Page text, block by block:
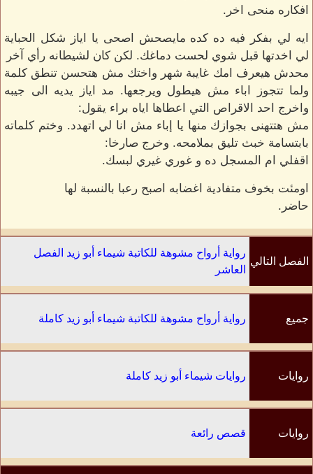
افكاره منحى اخر.
ايه لي بفكر فيه ده كده مايصحش اصحى يا اياز شكل الحباية
لي اخدتها قبل شوي لحست دماغك. لكن كان لشيطانه رأي آخر
محدش هيعرف امك غايبة شهر واختك مش هتحسن تنطق كلمة
ولما تتجوز اباء مش هيطول ويرجعها. مد اياز يديه الى جيبه
واخرج احد الاقراص التي اعطاها اياه براء يقول:
مش هتتهنى بجوازك منها يا إباء مش انا لي اتهدد. وختم كلماته
بابتسامة خبث تليق بملامحه. وخرج صارخا:
اقفلي ام المسجل ده و غوري غيري لبسك.
اومئت بخوف متفادية اغضابه اصبح رعبا بالنسبة لها
حاضر.
الفصل التالي
رواية أرواح مشوهة للكاتبة شيماء أبو زيد الفصل
العاشر
جميع رواية أرواح مشوهة للكاتبة شيماء أبو زيد كاملة
روايات روايات شيماء أبو زيد كاملة
روايات قصص رائعة